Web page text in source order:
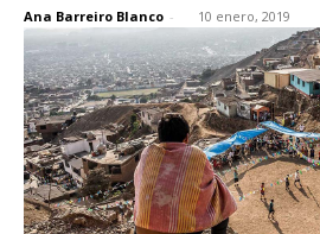
Ana Barreiro Blanco - 10 enero, 2019